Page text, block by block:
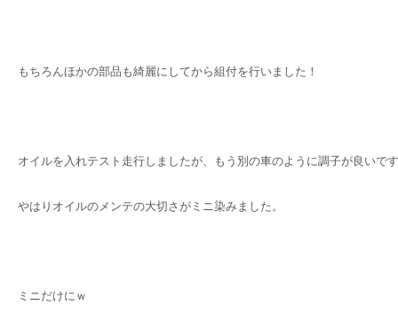
もちろんほかの部品も綺麗にしてから組付を行いました！
オイルを入れテスト走行しましたが、もう別の車のように調子が良いで
やはりオイルのメンテの大切さがミニ染みました。
ミニだけにｗ